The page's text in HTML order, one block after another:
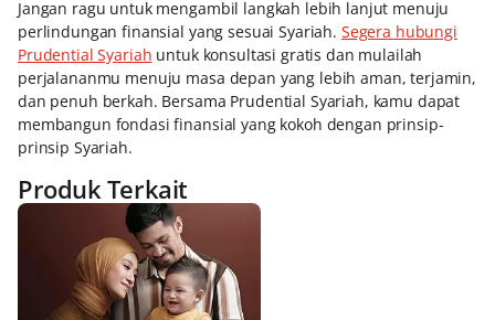
Jangan ragu untuk mengambil langkah lebih lanjut menuju
perlindungan finansial yang sesuai Syariah. Segera hubungi
Prudential Syariah untuk konsultasi gratis dan mulailah
perjalananmu menuju masa depan yang lebih aman, terjamin,
dan penuh berkah. Bersama Prudential Syariah, kamu dapat
membangun fondasi finansial yang kokoh dengan prinsip-
prinsip Syariah.
Produk Terkait